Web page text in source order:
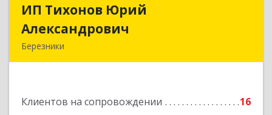
ИП Тихонов Юрий
Александрович
Березники
Клиентов на сопровождении
16
ИП Тихонов Юрий
Подробнее